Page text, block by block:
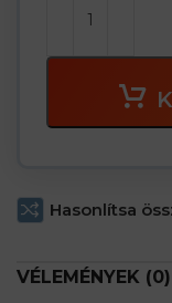
Hasonlítsa
VÉLEMÉNYEK (0)